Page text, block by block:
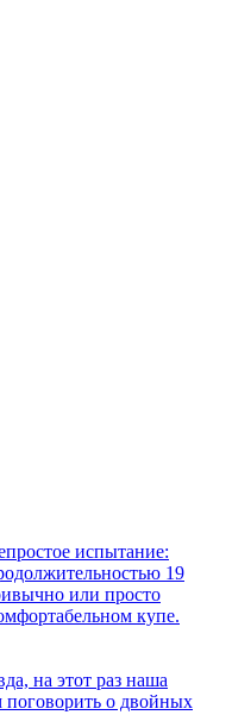
испытание:
19
или просто
купе.
на этот раз наша
о двойных